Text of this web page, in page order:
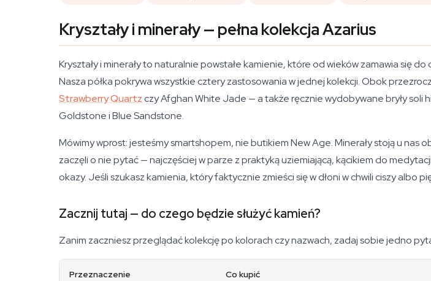
Kryształy i minerały — pełna kolekcja Azarius
Kryształy i minerały to naturalnie powstałe kamienie, które od wieków zamawia się
Nasza półka pokrywa wszystkie cztery zastosowania w jednej kolekcji. Obok
Strawberry Quartz czy Afghan White Jade — a także ręcznie wydobywane bryły soli
Goldstone i Blue Sandstone.
Mówimy wprost: jesteśmy smartshopem, nie butikiem New Age. Minerały stoją u nas
zaczęli o nie pytać — najczęściej w parze z praktyką uziemiającą, kącikiem do
okazy. Jeśli szukasz kamienia, który faktycznie zmieści się w dłoni w chwili ciszy albo
Zacznij tutaj — do czego będzie służyć kamień?
Zanim zaczniesz przeglądać kolekcję po kolorach czy nazwach, zadaj sobie jedno
Przeznaczenie Co kupić